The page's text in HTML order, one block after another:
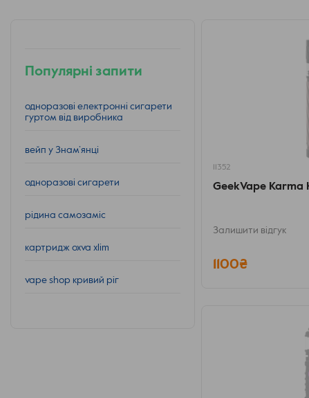
Популярні запити
одноразові електронні сигарети
гуртом від виробника
вейп у Знам’янці
одноразові сигарети
рідина самозаміс
картридж oxva xlim
vape shop кривий ріг
11352
GeekVape Karma
Залишити відгук
1100₴